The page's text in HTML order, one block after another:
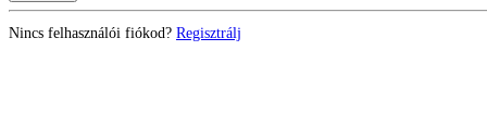
Nincs felhasználói fiókod? Regisztrálj